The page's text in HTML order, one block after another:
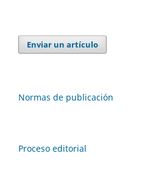
Enviar un artículo
Normas de publicación
Proceso editorial